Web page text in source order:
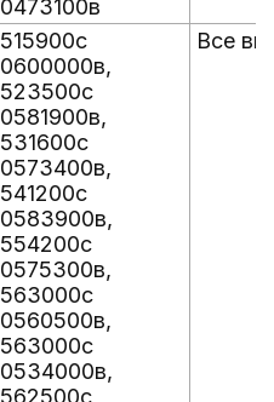
0473100в
515900с
0600000в,
523500с
0581900в,
531600с
0573400в,
541200с
0583900в,
554200с
0575300в,
563000с
0560500в,
563000с
0534000в,
562500с
Все